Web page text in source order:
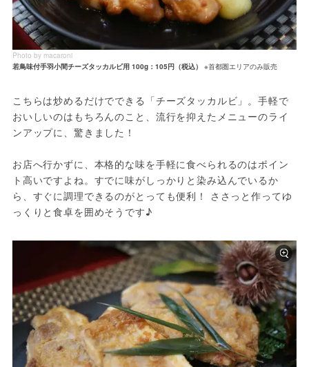
Photo by macaroni
若鳥味付手羽小間チーズタッカルビ用 100g：105円（税込）
※首都圏エリアのみ販売
こちらは炒めるだけでできる「チーズタッカルビ」。手軽で
おいしいのはもちろんのこと、流行を抑えたメニューのライ
ンアップに、驚きました！
お店へ行かずに、本格的な味を手軽に食べられるのはポイン
ト高いですよね。すでに味がしっかりと染み込んでいるか
ら、すぐに調理できるのがとっても便利！ ささっと作ってゆ
っくりと食卓を囲めそうです♪